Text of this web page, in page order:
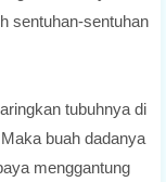
sentuhan-sentuhan
tubuhnya di
buah dadanya
menggantung